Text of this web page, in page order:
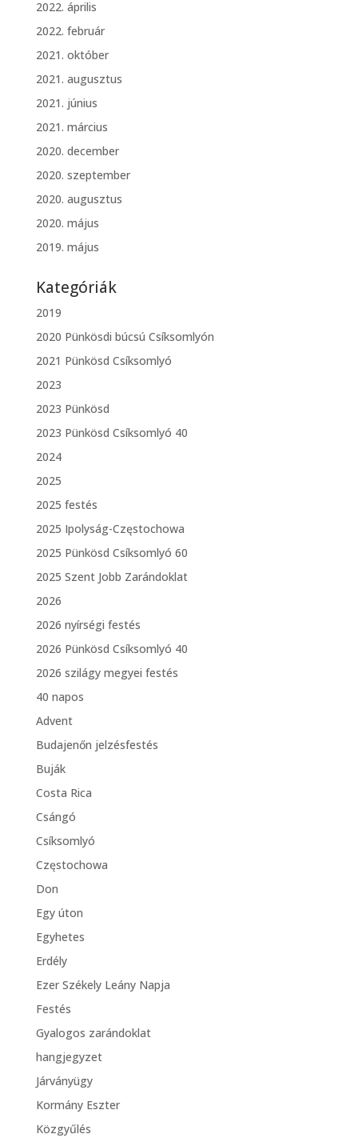
2022. április
2022. február
2021. október
2021. augusztus
2021. június
2021. március
2020. december
2020. szeptember
2020. augusztus
2020. május
2019. május
Kategóriák
2019
2020 Pünkösdi búcsú Csíksomlyón
2021 Pünkösd Csíksomlyó
2023
2023 Pünkösd
2023 Pünkösd Csíksomlyó 40
2024
2025
2025 festés
2025 Ipolyság-Częstochowa
2025 Pünkösd Csíksomlyó 60
2025 Szent Jobb Zarándoklat
2026
2026 nyírségi festés
2026 Pünkösd Csíksomlyó 40
2026 szilágy megyei festés
40 napos
Advent
Budajenőn jelzésfestés
Buják
Costa Rica
Csángó
Csíksomlyó
Częstochowa
Don
Egy úton
Egyhetes
Erdély
Ezer Székely Leány Napja
Festés
Gyalogos zarándoklat
hangjegyzet
Járványügy
Kormány Eszter
Közgyűlés